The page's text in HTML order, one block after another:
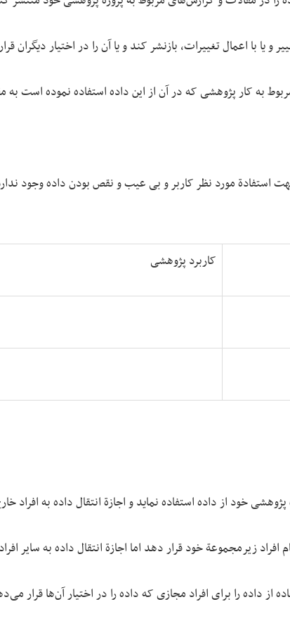
و یا با اعمال تغییرات، بازنشر کند و یا آن را در اختیار دیگران
به کار پژوهشی که در آن از این داده استفاده نموده است به
استفادة مورد نظر کاربر و بی عیب و نقص بودن داده وجود
کاربرد پژوهشی
خود از داده استفاده نماید و اجازة انتقال داده به افراد
زیرمجموعة خود قرار دهد اما اجازة انتقال داده به سایر
از داده را برای افراد مجازی که داده را در اختیار آن‌ها